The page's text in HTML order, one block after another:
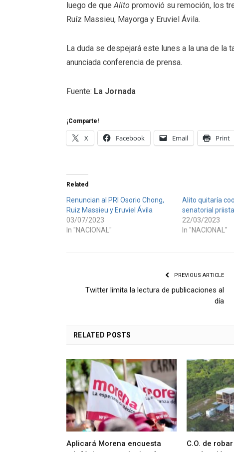
luego de queAlito promovió su remoción, los
Ruíz Massieu, Mayorga y Eruviel Ávila.
La duda se despejará este lunes a la una de la
anunciada conferencia de prensa.
Fuente: La Jornada
¡Comparte!
X Facebook Email Print
Related
Renuncian al PRI Osorio Chong,
Ruiz Massieu y Eruviel Ávila
03/07/2023
In "NACIONAL"
Alito quitaría
senatorial
22/03/2023
In "NACIONAL"
PREVIOUS ARTICLE
Twitter limita la lectura de publicaciones al
día
RELATED POSTS
Aplicará Morena encuesta
C.O. de